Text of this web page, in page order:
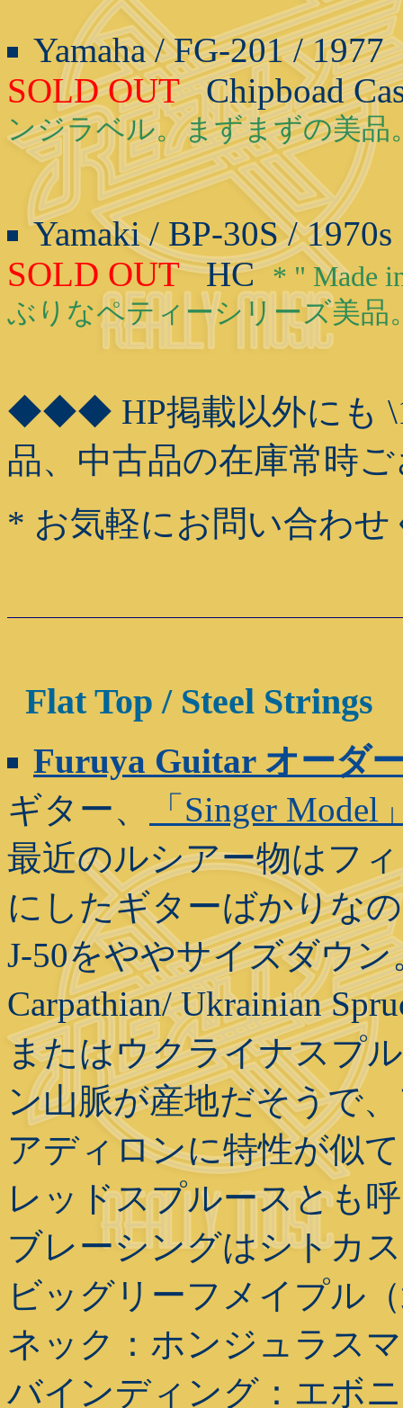
Yamaha / FG-201 / 1977
SOLD OUTChipboad
ンジラベル。まずまずの美
Yamaki / BP-30S /
SOLD OUTHC* " Made
ぶりなペティーシリーズ美
◆◆◆ HP掲載以外にも
品、中古品の在庫常時
* お気軽にお問い合わせ
Flat Top / Steel Strings
Furuya Guitar オーダ
ギター、
「Singer Model
最近のルシアー物はフ
にしたギターばかりな
J-50をややサイズダウ
Carpathian/ Ukrainian
またはウクライナスプ
ン山脈が産地だそうで
アディロンに特性が似
レッドスプルースとも
ブレーシングはシトカ
ビッグリーフメイプル
ネック：ホンジュラス
バインディング：エボ